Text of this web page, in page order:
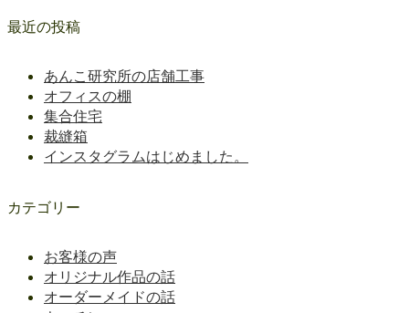
最近の投稿
あんこ研究所の店舗工事
オフィスの棚
集合住宅
裁縫箱
インスタグラムはじめました。
カテゴリー
お客様の声
オリジナル作品の話
オーダーメイドの話